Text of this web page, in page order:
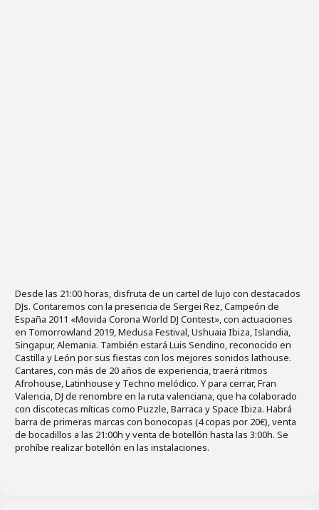
Desde las 21:00 horas, disfruta de un cartel de lujo con destacados
DJs. Contaremos con la presencia de Sergei Rez, Campeón de
España 2011 «Movida Corona World DJ Contest», con actuaciones
en Tomorrowland 2019, Medusa Festival, Ushuaia Ibiza, Islandia,
Singapur, Alemania. También estará Luis Sendino, reconocido en
Castilla y León por sus fiestas con los mejores sonidos lathouse.
Cantares, con más de 20 años de experiencia, traerá ritmos
Afrohouse, Latinhouse y Techno melódico. Y para cerrar, Fran
Valencia, DJ de renombre en la ruta valenciana, que ha colaborado
con discotecas míticas como Puzzle, Barraca y Space Ibiza. Habrá
barra de primeras marcas con bonocopas (4 copas por 20€), venta
de bocadillos a las 21:00h y venta de botellón hasta las 3:00h. Se
prohíbe realizar botellón en las instalaciones.